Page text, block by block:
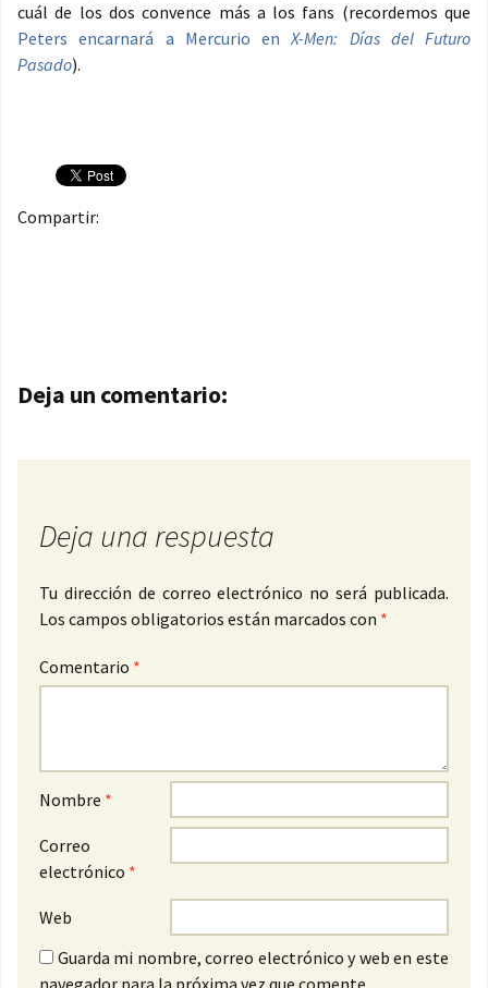
cuál de los dos convence más a los fans (recordemos que
Peters encarnará a Mercurio en X-Men: Días del Futuro
Pasado).
Compartir:
Navegación de entradas
Deja un comentario:
Deja una respuesta
Tu dirección de correo electrónico no será publicada.
Los campos obligatorios están marcados con *
Comentario *
Nombre *
Correo
electrónico *
Web
Guarda mi nombre, correo electrónico y web en este